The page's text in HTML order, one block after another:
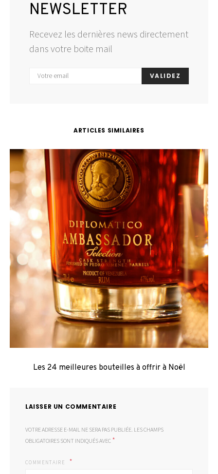
NEWSLETTER
Recevez les dernières news directement
dans votre boite mail
VALIDEZ
ARTICLES SIMILAIRES
Les 24 meilleures bouteilles à offrir à Noël
LAISSER UN COMMENTAIRE
VOTRE ADRESSE E-MAIL NE SERA PAS PUBLIÉE. LES CHAMPS
OBLIGATOIRES SONT INDIQUÉS AVEC *
COMMENTAIRE